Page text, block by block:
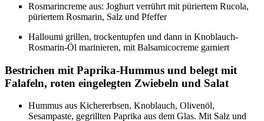
Rosmarincreme aus: Joghurt verrührt mit püriertem Rucola,
püriertem Rosmarin, Salz und Pfeffer
Halloumi grillen, trockentupfen und dann in Knoblauch-
Rosmarin-Öl marinieren, mit Balsamicocreme garniert
Bestrichen mit Paprika-Hummus und belegt mit
Falafeln, roten eingelegten Zwiebeln und Salat
Hummus aus Kichererbsen, Knoblauch, Olivenöl,
Sesampaste, gegrillten Paprika aus dem Glas. Mit Salz und